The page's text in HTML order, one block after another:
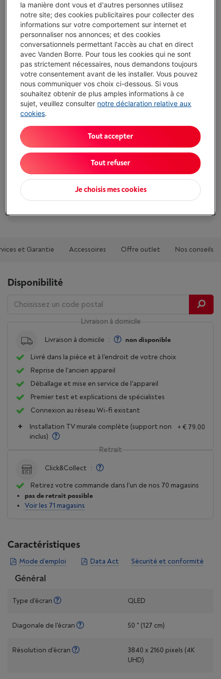
Vanden Borre Life Gros électro + TV
€ 16,99/ mois
Prolongez la durée de vie de vos appareils avec un seul
abonnement
Ce produit serait couvert5 ansaprès votre achat.
Plus d'infos
Atouts
Écran QLED 50” offrant des couleurs stables sur une
grande surface, adapté à un usage salon quotidien
Résolution 4K pour profiter pleinement des films et séries
à distance de salon standard
Smart TV Tizen pour regrouper TV, streaming et appareils
connectés dans une interface simple
Dalle 60 Hz, moins adaptée aux jeux très rapides
et Garantie Accessoires Offre outlet Nos conseils
Disponibilité
Livraison à domicile
Livraison à domicile : non disponible
Livré dans la pièce et à l'endroit de votre choix
Reprise de l'ancien appareil
Déballage et mise en service de l'appareil
Premier test et explications de spécialistes
Connexion au réseau Wi-fi existant
Installation TV murale complète (support non
inclus)
+ € 79,00
Retrait
Click&Collect :
Retirez votre commande dans l'un de nos 70 magasins
pas de retrait possible
Voir les 71 magasins
Caractéristiques
Mode d’emploi Sécurité et conformité
Data Act
Général
Type d'écran QLED
Diagonale de l'écran 50 " (127 cm)
Résolution d'écran
3840 x 2160 pixels (4K
UHD)
la manière dont vous et d'autres personnes utilisez
notre site; des cookies publicitaires pour collecter des
informations sur votre comportement sur internet et
personnaliser nos annonces; et des cookies
conversationnels permettant l'accès au chat en direct
avec Vanden Borre. Pour tous les cookies qui ne sont
pas strictement nécessaires, nous demandons toujours
votre consentement avant de les installer. Vous pouvez
nous communiquer vos choix ci-dessous. Si vous
souhaitez obtenir de plus amples informations à ce
sujet, veuillez consulter notre déclaration relative aux
cookies.
Je choisis mes cookies
Tout refuser
Tout accepter